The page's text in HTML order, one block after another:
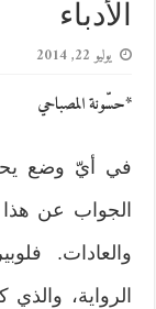
الأدباء
يوليو 22, 2014
*حسّونة المصباحي
في أيّ وضع
الجواب عن هذا
والعادات.
الرواية،